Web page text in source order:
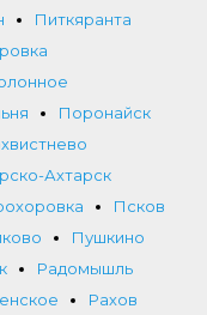
Питкяранта
Поронайск
Ахтарск
Псков
Пушкино
Радомышль
Рахов